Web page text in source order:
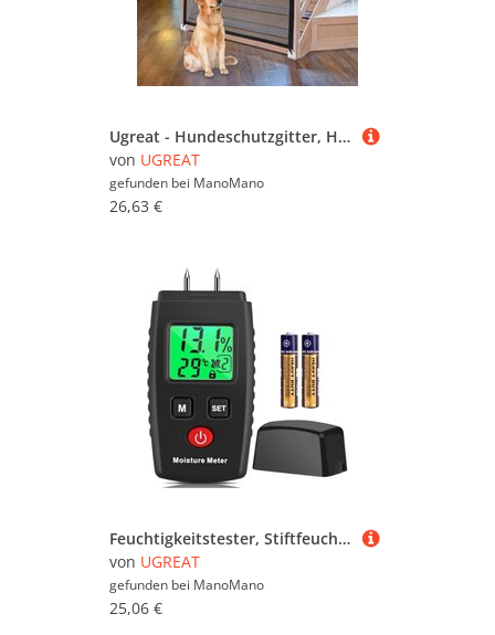
Ugreat - Hundeschutzgitter, Haustierzaun, Haustiergitter, einziehbare Haustierzäune für Treppen, Küche, tragbar, faltbar, überall installierbar,
von UGREAT
gefunden bei ManoMano
26,63 €
Feuchtigkeitstester, Stiftfeuchtigkeitsdetektor mit 3 Modi, LCD-Display mit grüner Hintergrundbeleuchtung, Schimmeldetektor für Holz und
von UGREAT
gefunden bei ManoMano
25,06 €